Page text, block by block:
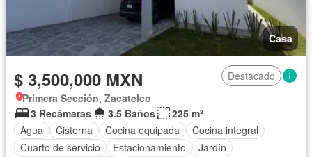
Casa
$ 3,500,000 MXN
Destacado
Primera Sección, Zacatelco
3 Recámaras
3.5 Baños
225 m²
Agua
Cisterna Cocina equipada
Cocina integral
Cuarto de servicio
Estacionamiento
Jardín